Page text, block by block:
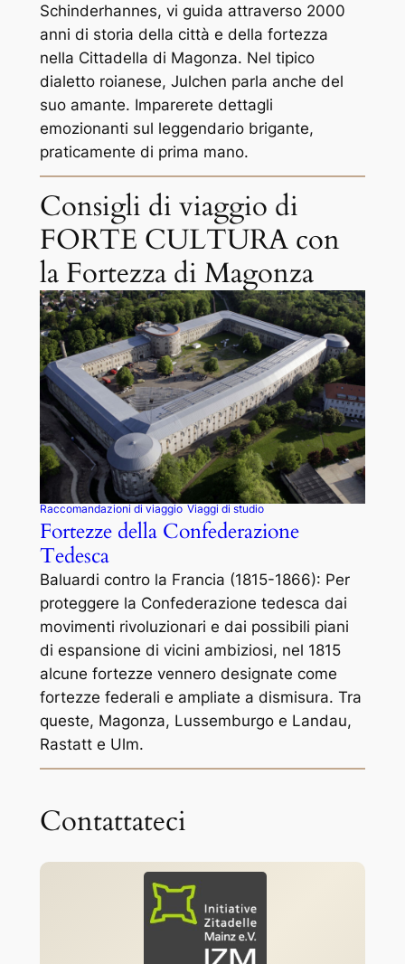
Schinderhannes, vi guida attraverso 2000
anni di storia della città e della fortezza
nella Cittadella di Magonza. Nel tipico
dialetto roianese, Julchen parla anche del
suo amante. Imparerete dettagli
emozionanti sul leggendario brigante,
praticamente di prima mano.
Consigli di viaggio di
FORTE CULTURA con
la Fortezza di Magonza
Raccomandazioni di viaggio Viaggi di studio
Fortezze della Confederazione
Tedesca
Baluardi contro la Francia (1815-1866): Per
proteggere la Confederazione tedesca dai
movimenti rivoluzionari e dai possibili piani
di espansione di vicini ambiziosi, nel 1815
alcune fortezze vennero designate come
fortezze federali e ampliate a dismisura. Tra
queste, Magonza, Lussemburgo e Landau,
Rastatt e Ulm.
Contattateci